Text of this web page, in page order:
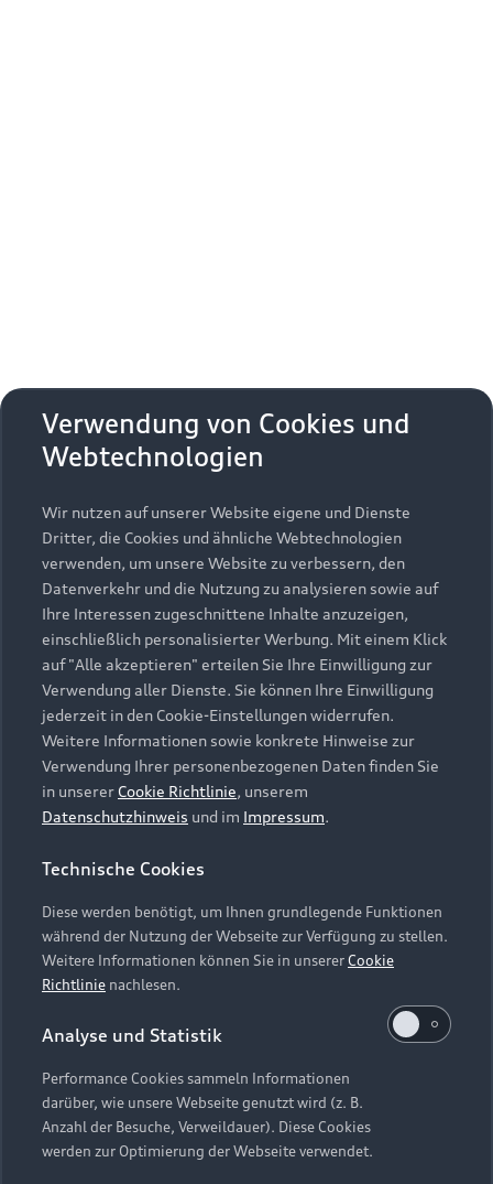
Zurück nach oben
Modelle
Alle Modelle
Modelle vergleichen
Elektromodelle
Plug-in-Hybride
Kaufen & leasen
Neuwagensuche
Gebrauchtwagensuche
Gebrauchtwagen
Finanzierung
Aktionen & Angebote
Geschäftskunden
Service & Zubehör
Saisonale Angebote
Audi Services
Garantie
Audi digital services
myAudi
Support
Kundenservice
Händlersuche
Audi Code
Online-Terminvereinbarung
Servicekontakt
Vertrag widerrufen
Über Audi
Unternehmen
Karriere
Investor Relations
Presse & Media Center
Datenschutz
Audi erleben
Newsletter
Impressum Rechtliches
Hinweisgebersystem
Datenschutzinformation
Cookie-Einstellungen
Cookie-Richtlinie
Barrierefreiheit
Hinweis: Die aktuelle Darstellung und Anordnung der
Embleme am Fahrzeug bei allen Abbildungen auf dieser
Webseite kann abweichen.
Verwendung von Cookies und
Webtechnologien
Wir nutzen auf unserer Website eigene und Dienste
Dritter, die Cookies und ähnliche Webtechnologien
verwenden, um unsere Website zu verbessern, den
Datenverkehr und die Nutzung zu analysieren sowie auf
Ihre Interessen zugeschnittene Inhalte anzuzeigen,
einschließlich personalisierter Werbung. Mit einem Klick
auf "Alle akzeptieren" erteilen Sie Ihre Einwilligung zur
Verwendung aller Dienste. Sie können Ihre Einwilligung
jederzeit in den Cookie-Einstellungen widerrufen.
Weitere Informationen sowie konkrete Hinweise zur
Verwendung Ihrer personenbezogenen Daten finden Sie
in unserer Cookie Richtlinie, unserem
Datenschutzhinweis und im Impressum.
Technische Cookies
Diese werden benötigt, um Ihnen grundlegende Funktionen
während der Nutzung der Webseite zur Verfügung zu stellen.
Weitere Informationen können Sie in unsererCookie
Richtlinie nachlesen.
Analyse und Statistik
Performance Cookies sammeln Informationen
darüber, wie unsere Webseite genutzt wird (z. B.
Anzahl der Besuche, Verweildauer). Diese Cookies
werden zur Optimierung der Webseite verwendet.